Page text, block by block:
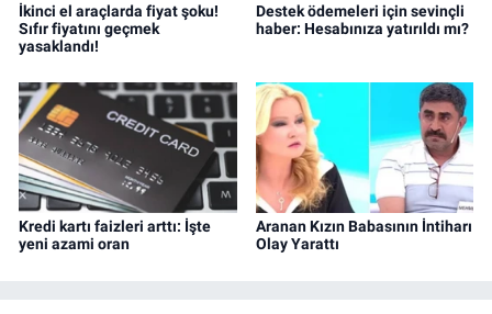
İkinci el araçlarda fiyat şoku!
Sıfır fiyatını geçmek
yasaklandı!
Destek ödemeleri için sevinçli
haber: Hesabınıza yatırıldı mı?
Kredi kartı faizleri arttı: İşte
yeni azami oran
Aranan Kızın Babasının İntiharı
Olay Yarattı